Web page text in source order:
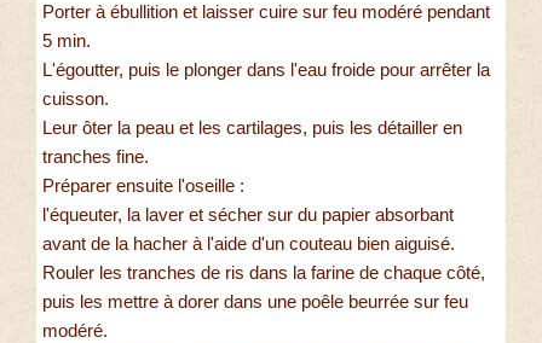
Porter à ébullition et laisser cuire sur feu modéré pendant
5 min.
L'égoutter, puis le plonger dans l'eau froide pour arrêter la
cuisson.
Leur ôter la peau et les cartilages, puis les détailler en
tranches fine.
Préparer ensuite l'oseille :
l'équeuter, la laver et sécher sur du papier absorbant
avant de la hacher à l'aide d'un couteau bien aiguisé.
Rouler les tranches de ris dans la farine de chaque côté,
puis les mettre à dorer dans une poêle beurrée sur feu
modéré.